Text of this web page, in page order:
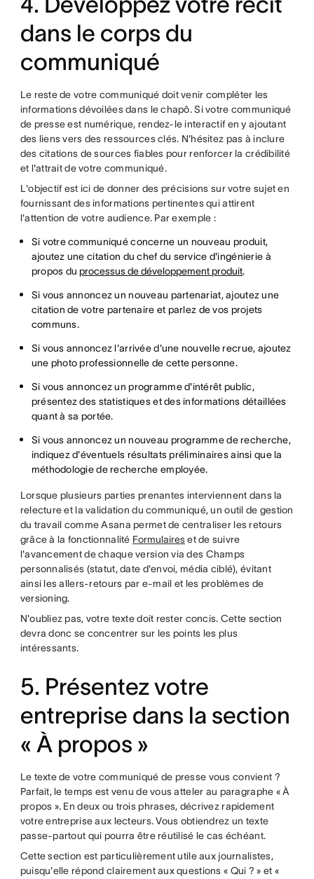
dans le corps du
communiqué
Le reste de votre communiqué doit venir compléter les
informations dévoilées dans le chapô. Si votre communiqué
de presse est numérique, rendez-le interactif en y ajoutant
des liens vers des ressources clés. N'hésitez pas à inclure
des citations de sources fiables pour renforcer la crédibilité
et l'attrait de votre communiqué.
L'objectif est ici de donner des précisions sur votre sujet en
fournissant des informations pertinentes qui attirent
l'attention de votre audience. Par exemple :
Si votre communiqué concerne un nouveau produit,
ajoutez une citation du chef du service d'ingénierie à
propos duprocessus de développement produit.
Si vous annoncez un nouveau partenariat, ajoutez une
citation de votre partenaire et parlez de vos projets
communs.
Si vous annoncez l'arrivée d'une nouvelle recrue, ajoutez
une photo professionnelle de cette personne.
Si vous annoncez un programme d'intérêt public,
présentez des statistiques et des informations détaillées
quant à sa portée.
Si vous annoncez un nouveau programme de recherche,
indiquez d'éventuels résultats préliminaires ainsi que la
méthodologie de recherche employée.
Lorsque plusieurs parties prenantes interviennent dans la
relecture et la validation du communiqué, un outil de gestion
du travail comme Asana permet de centraliser les retours
grâce à la fonctionnalité Formulaireset de suivre
l'avancement de chaque version via des Champs
personnalisés (statut, date d'envoi, média ciblé), évitant
ainsi les allers-retours par e-mail et les problèmes de
versioning.
N'oubliez pas, votre texte doit rester concis. Cette section
devra donc se concentrer sur les points les plus
intéressants.
5. Présentez votre
entreprise dans la section
« À propos »
Le texte de votre communiqué de presse vous convient ?
Parfait, le temps est venu de vous atteler au paragraphe « À
propos ». En deux ou trois phrases, décrivez rapidement
votre entreprise aux lecteurs. Vous obtiendrez un texte
passe-partout qui pourra être réutilisé le cas échéant.
Cette section est particulièrement utile aux journalistes,
puisqu'elle répond clairement aux questions « Qui ? » et «